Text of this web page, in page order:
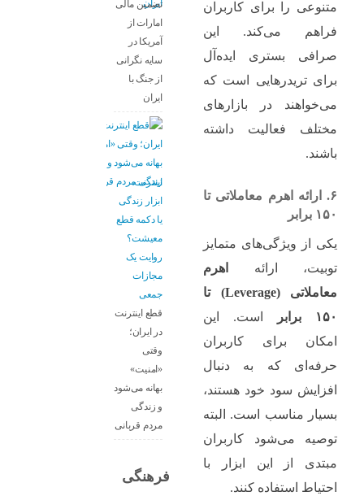
متنوعی را برای کاربران
فراهم می‌کند. این
صرافی بستری ایده‌آل
برای تریدرهایی است که
می‌خواهند در بازارهای
مختلف فعالیت داشته
باشند.
۶. ارائه اهرم معاملاتی تا
۱۵۰ برابر
یکی از ویژگی‌های متمایز
توبیت، ارائه
اهرم
معاملاتی (Leverage) تا
۱۵۰ برابر
است. این
امکان برای کاربران
حرفه‌ای که به دنبال
افزایش سود خود هستند،
بسیار مناسب است. البته
توصیه می‌شود کاربران
مبتدی از این ابزار با
احتیاط استفاده کنند.
تضمین مالی
امارات از
آمریکا در
سایه نگرانی
از جنگ با
ایران
اینترنت،
ابزار زندگی
یا دکمه قطع
معیشت؟
روایت یک
مجازات
جمعی
قطع اینترنت
در ایران؛
وقتی
«امنیت»
بهانه می‌شود
و زندگی
مردم قربانی
فرهنگی